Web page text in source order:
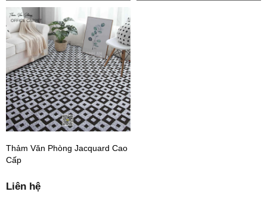
Thảm Văn Phòng Jacquard Cao
Cấp
Liên hệ